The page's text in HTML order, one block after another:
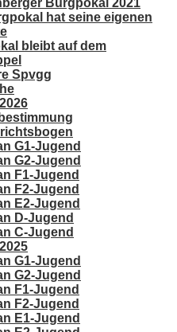
Burgpokal 2021
hat seine eigenen
bleibt auf dem
Spvgg
G1-Jugend
G2-Jugend
F1-Jugend
F2-Jugend
E2-Jugend
D-Jugend
C-Jugend
G1-Jugend
G2-Jugend
F1-Jugend
F2-Jugend
E1-Jugend